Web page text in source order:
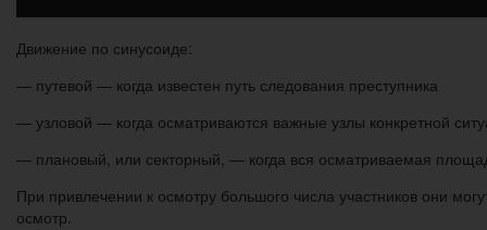
Движение по синусоиде:
— путевой — когда известен путь следования преступника
— узловой — когда осматриваются важные узлы конкретной
— плановый, или секторный, — когда вся осматриваемая
При привлечении к осмотру большого числа участников они
осмотр.